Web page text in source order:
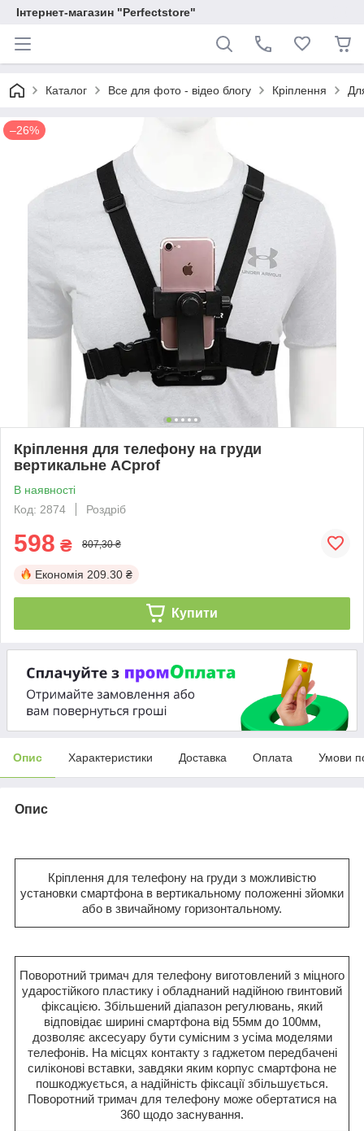
Інтернет-магазин "Perfectstore"
Каталог Все для фото - відео блогу Кріплення
–26%
Кріплення для телефону на груди
вертикальне ACprof
В наявності
Код: 2874
Роздріб
598 ₴ 807,30 ₴
Економія 209.30 ₴
Купити
Опис Характеристики Доставка Оплата Умови
Опис
Кріплення для телефону на груди з можливістю
установки смартфона в вертикальному положенні зйомки
або в звичайному горизонтальному.
Поворотний тримач для телефону виготовлений з міцного
ударостійкого пластику і обладнаний надійною гвинтовий
фіксацією. Збільшений діапазон регулювань, який
відповідає ширині смартфона від 55мм до 100мм,
дозволяє аксесуару бути сумісним з усіма моделями
телефонів. На місцях контакту з гаджетом передбачені
силіконові вставки, завдяки яким корпус смартфона не
пошкоджується, а надійність фіксації збільшується.
Поворотний тримач для телефону може обертатися на
360 щодо заснування.